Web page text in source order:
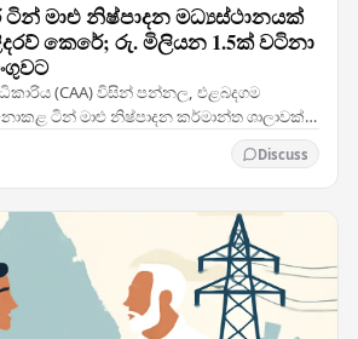
මාළු නිෂ්පාදන මධ්‍යස්ථානයක්
කෙරේ; රු. මිලියන 1.5ක් වටිනා
(CAA) විසින් පන්නල, එළබදගම
ටින් මාළු නිෂ්පාදන කර්මාන්ත ශාලාවක්
Discuss